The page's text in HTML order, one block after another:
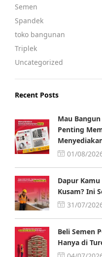
Semen
Spandek
toko bangunan
Triplek
Uncategorized
Recent Posts
Mau
Penting
01/08/
Dapur
Kusam? Ini
31/07/
Beli Semen
Hanya di